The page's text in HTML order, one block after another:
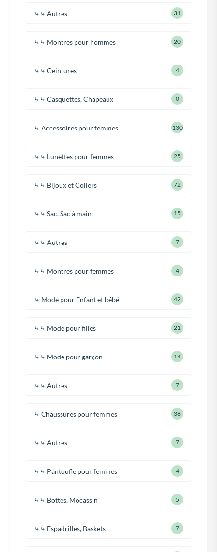
⤷⤷ Autres 31
⤷⤷ Montres pour hommes 20
⤷⤷ Ceintures 4
⤷⤷ Casquettes, Chapeaux 0
⤷ Accessoires pour femmes 130
⤷⤷ Lunettes pour femmes 25
⤷⤷ Bijoux et Coliers 72
⤷⤷ Sac, Sac à main 15
⤷⤷ Autres 7
⤷⤷ Montres pour femmes 4
⤷ Mode pour Enfant et bébé 42
⤷⤷ Mode pour filles 21
⤷⤷ Mode pour garçon 14
⤷⤷ Autres 7
⤷ Chaussures pour femmes 38
⤷⤷ Autres 7
⤷⤷ Pantoufle pour femmes 4
⤷⤷ Bottes, Mocassin 5
⤷⤷ Espadrilles, Baskets 7